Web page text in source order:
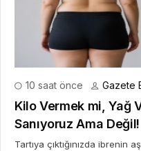
10 saat önce Gazete
Kilo Vermek mi, Yağ
Sanıyoruz Ama Değil!
Tartıya çıktığınızda ibrenin